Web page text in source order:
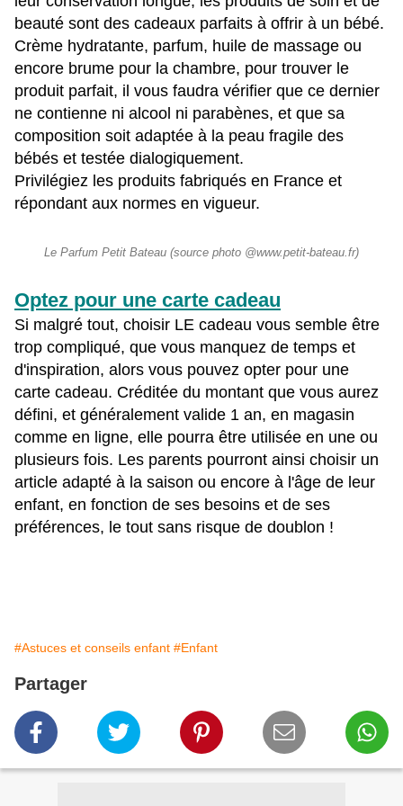
beauté sont des cadeaux parfaits à offrir à un bébé.
Crème hydratante, parfum, huile de massage ou
encore brume pour la chambre, pour trouver le
produit parfait, il vous faudra vérifier que ce dernier
ne contienne ni alcool ni parabènes, et que sa
composition soit adaptée à la peau fragile des
bébés et testée dialogiquement.
Privilégiez les produits fabriqués en France et
répondant aux normes en vigueur.
Le Parfum Petit Bateau (source photo @www.petit-bateau.fr)
Optez pour une carte cadeau
Si malgré tout, choisir LE cadeau vous semble être
trop compliqué, que vous manquez de temps et
d'inspiration, alors vous pouvez opter pour une
carte cadeau. Créditée du montant que vous aurez
défini, et généralement valide 1 an, en magasin
comme en ligne, elle pourra être utilisée en une ou
plusieurs fois. Les parents pourront ainsi choisir un
article adapté à la saison ou encore à l'âge de leur
enfant, en fonction de ses besoins et de ses
préférences, le tout sans risque de doublon !
#Astuces et conseils enfant #Enfant
Partager